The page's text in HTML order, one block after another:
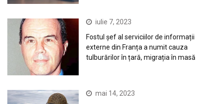
iulie 7, 2023
Fostul șef al serviciilor de informații
externe din Franța a numit cauza
tulburărilor în țară, migrația în masă
mai 14, 2023